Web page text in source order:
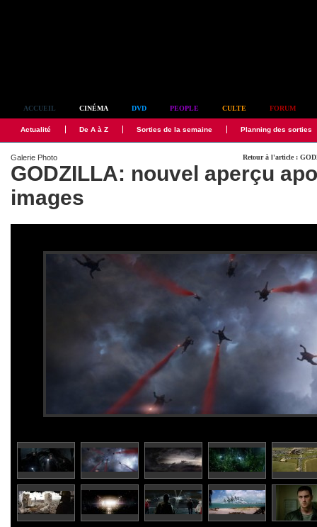
ACCUEIL CINÉMA DVD PEOPLE CULTE FORUM
Actualité De A à Z Sorties de la semaine Planning des sorties
Retour à l'article :
Galerie Photo
GODZILLA: nouvel aperçu
images